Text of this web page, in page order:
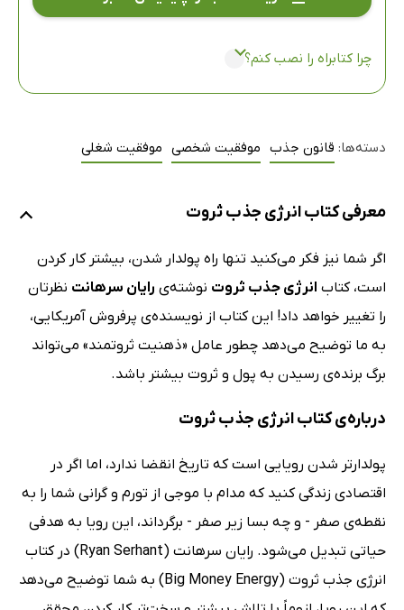
چرا کتابراه را نصب کنم؟
دسته‌ها: قانون جذب موفقیت شخصی موفقیت شغلی
معرفی کتاب انرژی جذب ثروت
اگر شما نیز فکر می‌کنید تنها راه پولدار شدن، بیشتر کار کردن
است، کتاب انرژی جذب ثروت نوشته‌ی رایان سرهانت نظرتان
را تغییر خواهد داد! این کتاب از نویسنده‌ی پرفروش آمریکایی،
به ما توضیح می‌دهد چطور عامل «ذهنیت ثروتمند» می‌تواند
برگ برنده‌ی رسیدن به پول و ثروت بیشتر باشد.
درباره‌ی کتاب انرژی جذب ثروت
پولدارتر شدن رویایی است که تاریخ انقضا ندارد، اما اگر در
اقتصادی زندگی کنید که مدام با موجی از تورم و گرانی شما را به
نقطه‌ی صفر - و چه بسا زیر صفر - برگرداند، این رویا به هدفی
حیاتی تبدیل می‌شود. رایان سرهانت (Ryan Serhant) در کتاب
انرژی جذب ثروت (Big Money Energy) به شما توضیح می‌دهد